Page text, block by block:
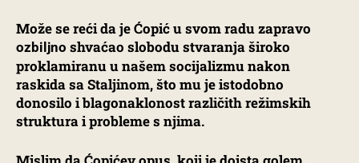
Može se reći da je Ćopić u svom radu zapravo
ozbiljno shvaćao slobodu stvaranja široko
proklamiranu u našem socijalizmu nakon
raskida sa Staljinom, što mu je istodobno
donosilo i blagonaklonost različith režimskih
struktura i probleme s njima.